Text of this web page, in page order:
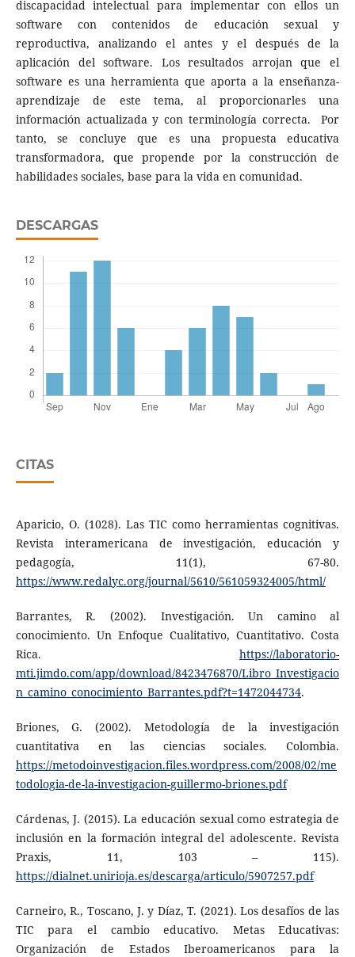
discapacidad intelectual para implementar con ellos un
software con contenidos de educación sexual y
reproductiva, analizando el antes y el después de la
aplicación del software. Los resultados arrojan que el
software es una herramienta que aporta a la enseñanza-
aprendizaje de este tema, al proporcionarles una
información actualizada y con terminología correcta. Por
tanto, se concluye que es una propuesta educativa
transformadora, que propende por la construcción de
habilidades sociales, base para la vida en comunidad.
DESCARGAS
CITAS
Aparicio, O. (1028). Las TIC como herramientas cognitivas.
Revista interamericana de investigación, educación y
pedagogía, 11(1), 67-80.
https://www.redalyc.org/journal/5610/561059324005/html/
Barrantes, R. (2002). Investigación. Un camino al
conocimiento. Un Enfoque Cualitativo, Cuantitativo. Costa
Rica.https://laboratorio-
mti.jimdo.com/app/download/8423476870/Libro_Investigacio
n_camino_conocimiento_Barrantes.pdf?t=1472044734.
Briones, G. (2002). Metodología de la investigación
cuantitativa en las ciencias sociales. Colombia.
https://metodoinvestigacion.files.wordpress.com/2008/02/me
todologia-de-la-investigacion-guillermo-briones.pdf
Cárdenas, J. (2015). La educación sexual como estrategia de
inclusión en la formación integral del adolescente. Revista
Praxis, 11, 103 – 115).
https://dialnet.unirioja.es/descarga/articulo/5907257.pdf
Carneiro, R., Toscano, J. y Díaz, T. (2021). Los desafíos de las
TIC para el cambio educativo. Metas Educativas:
Organización de Estados Iberoamericanos para la